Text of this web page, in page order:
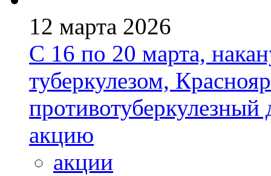
12 марта 2026
С 16 по 20 марта,
туберкулезом,
акцию
акции